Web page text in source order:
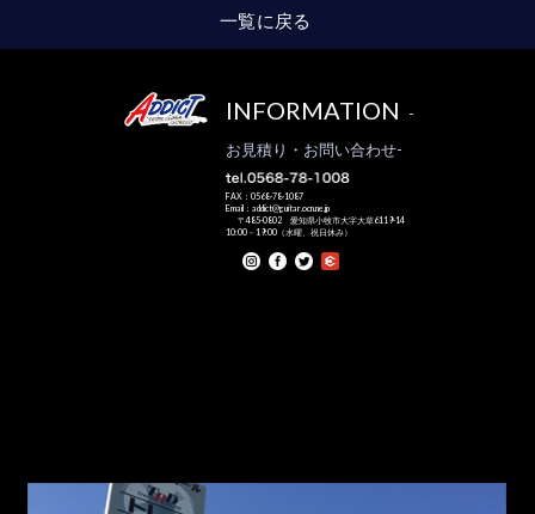
一覧に戻る
INFORMATION
-
お見積り・お問い合わせ-
FAX：0568-78-1087
Email：addict@guitar.ocn.ne.jp
〒485-0802 愛知県小牧市大字大草6119-14
10:00－19:00（水曜、祝日休み）